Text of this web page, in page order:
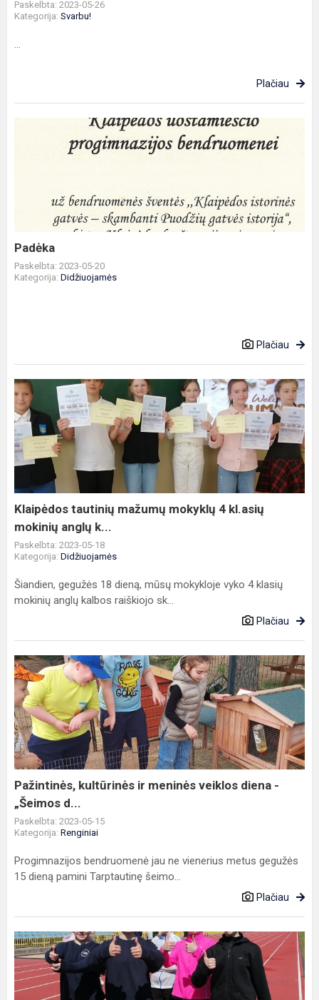
Paskelbta: 2023-05-26
Kategorija: Svarbu!
...
Plačiau
Padėka
Paskelbta: 2023-05-20
Kategorija: Didžiuojamės
Plačiau
Klaipėdos
tautinių
mažumų
mokyklų
4
mokinių
anglų
k...
Klaipėdos tautinių mažumų mokyklų 4 kl.asių
mokinių anglų k...
Paskelbta: 2023-05-18
Kategorija: Didžiuojamės
Šiandien, gegužės 18 dieną, mūsų mokykloje vyko 4 klasių
mokinių anglų kalbos raiškiojo sk...
Plačiau
Pažintinės,
kultūrinės
ir
meninės
veiklos
diena
-
„Šeimos
d...
Pažintinės, kultūrinės ir meninės veiklos diena -
„Šeimos d...
Paskelbta: 2023-05-15
Kategorija: Renginiai
Progimnazijos bendruomenė jau ne vienerius metus gegužės
15 dieną pamini Tarptautinę šeimo...
Plačiau
Klaipėdos
miesto
mokinių
lengvosios